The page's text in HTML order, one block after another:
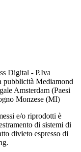
Digital - P.Iva
pubblicità Mediamond
Amsterdam (Paesi
Monzese (MI)
e/o riprodotti è
di sistemi di
divieto espresso di